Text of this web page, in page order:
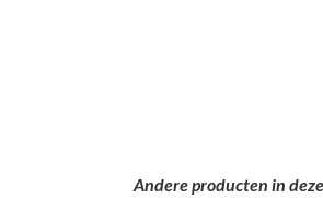
Andere producten in